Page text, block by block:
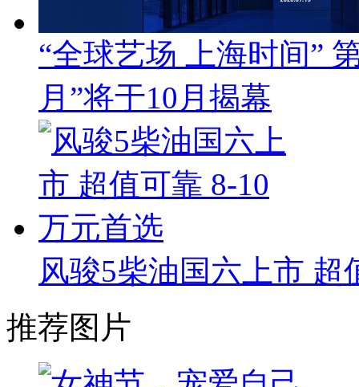
“全球艺场 上海时间”
月”将于10月揭幕
风骏5柴油国六上市 超
推荐图片